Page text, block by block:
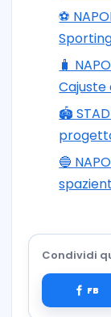
⚽️
🧳
Cajuste
🏟️
🔵
Condividi